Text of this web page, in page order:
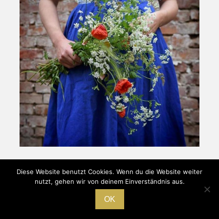
Pressebüro Jens Hirsch
IMPRESSUM|
Diese Website benutzt Cookies. Wenn du die Website weiter
nutzt, gehen wir von deinem Einverständnis aus.
OK